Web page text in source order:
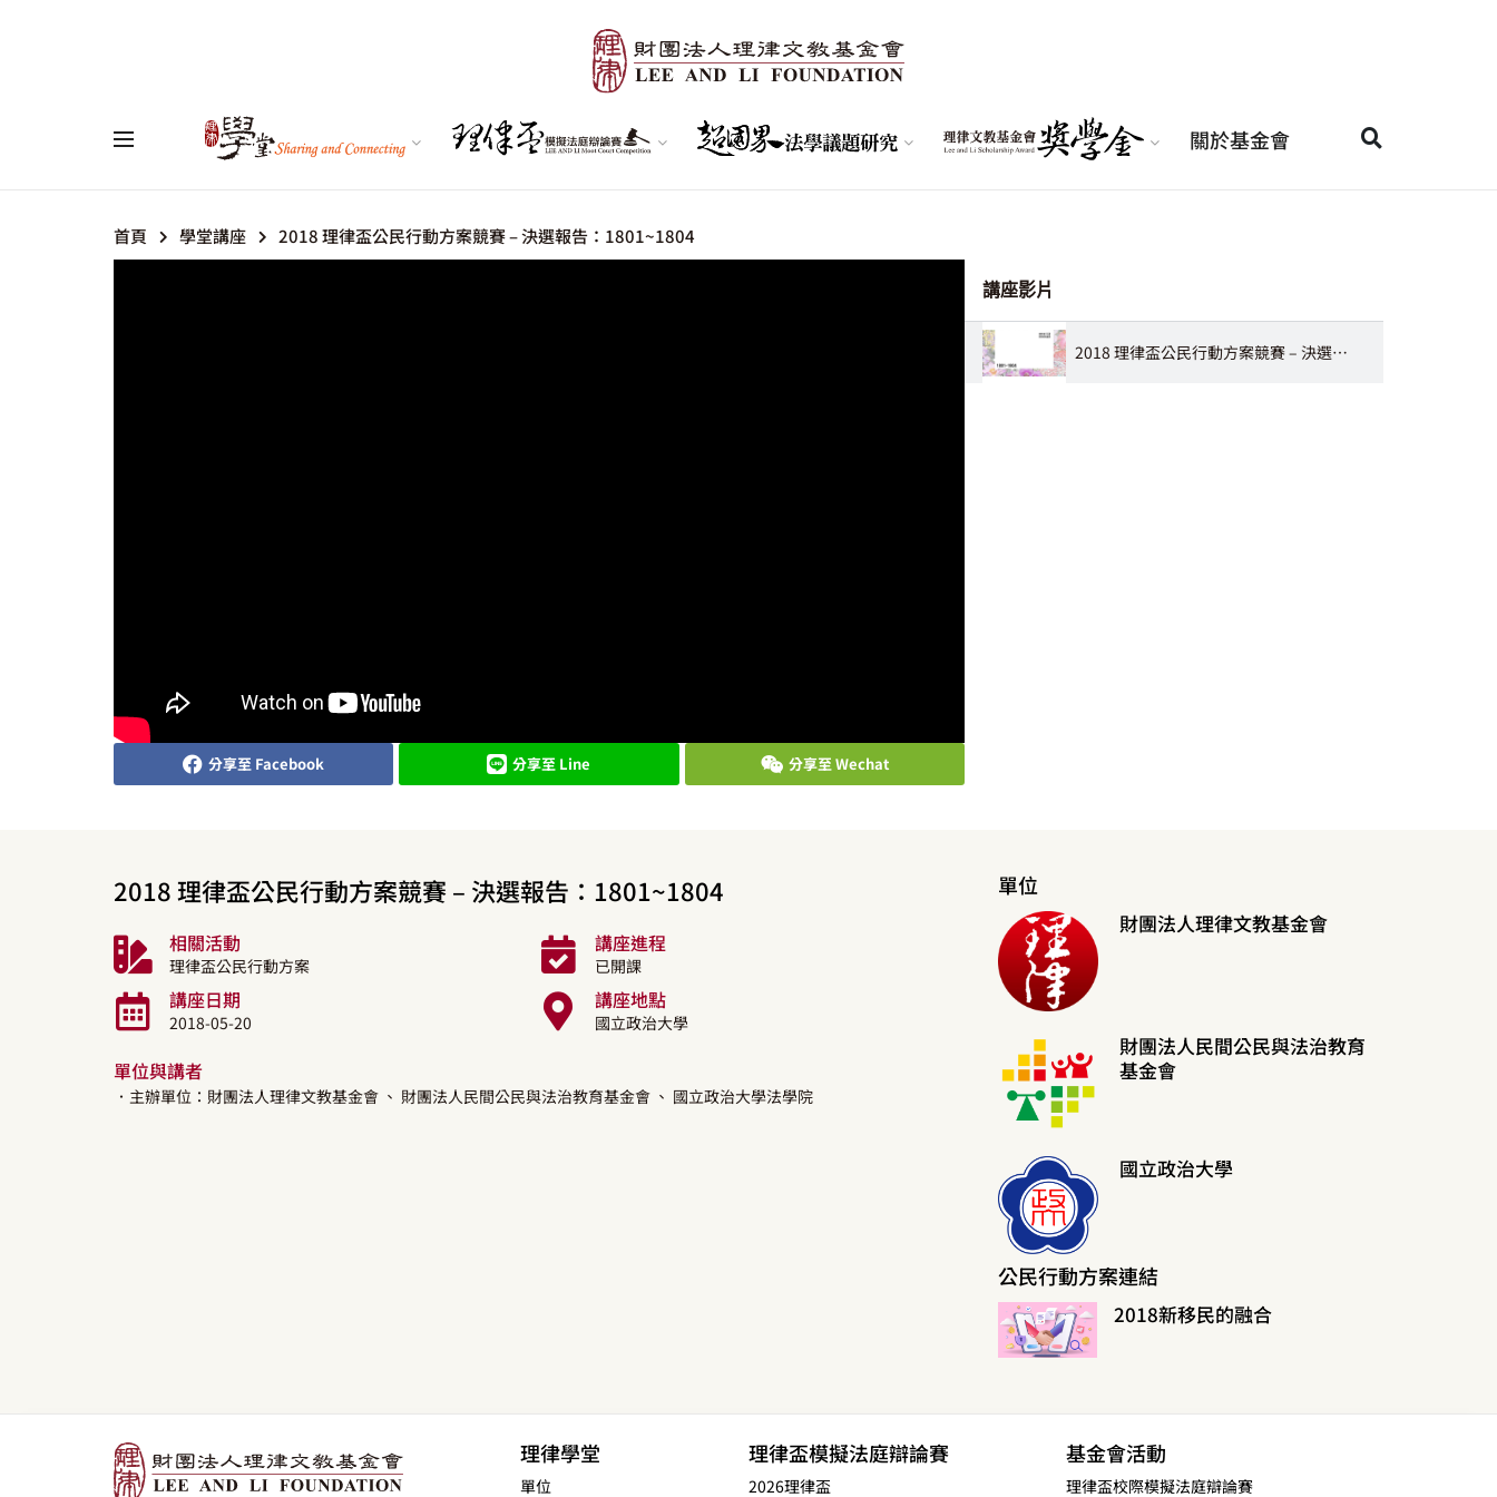
關於基金會
首頁 學堂講座 2018 理律盃公民行動方案競賽 – 決選報告：1801~1804
講座影片
2018 理律盃公民行動方案競賽 – 決選報告：1801~1804
分享至 Facebook 分享至 Line 分享至 Wechat
2018 理律盃公民行動方案競賽 – 決選報告：1801~1804
相關活動
理律盃公民行動方案
講座進程
已開課
講座日期
2018-05-20
講座地點
國立政治大學
單位與講者
．主辦單位：財團法人理律文教基金會 、 財團法人民間公民與法治教育基金會 、 國立政治大學法學院
單位
財團法人理律文教基金會
財團法人民間公民與法治教育
基金會
國立政治大學
公民行動方案連結
2018新移民的融合
理律學堂
單位
理律盃模擬法庭辯論賽
2026理律盃
基金會活動
理律盃校際模擬法庭辯論賽